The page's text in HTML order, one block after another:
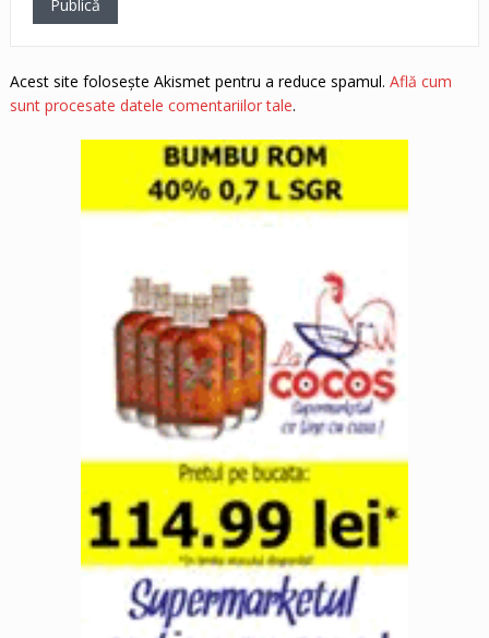
Acest site folosește Akismet pentru a reduce spamul. Află cum
sunt procesate datele comentariilor tale.